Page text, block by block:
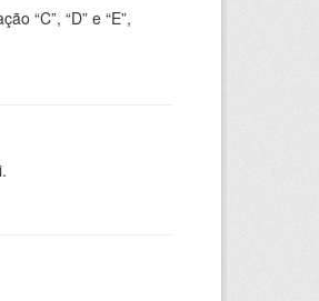
“C”, “D” e “E”,